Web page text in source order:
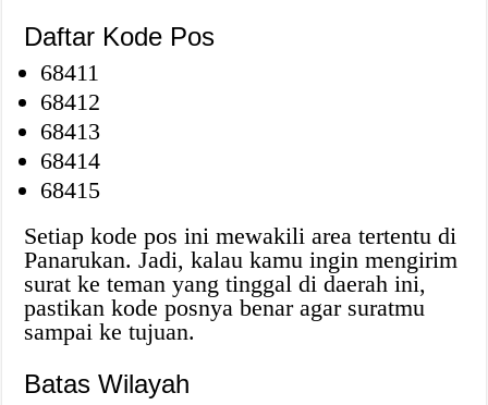
Daftar Kode Pos
68411
68412
68413
68414
68415
Setiap kode pos ini mewakili area tertentu di
Panarukan. Jadi, kalau kamu ingin mengirim
surat ke teman yang tinggal di daerah ini,
pastikan kode posnya benar agar suratmu
sampai ke tujuan.
Batas Wilayah